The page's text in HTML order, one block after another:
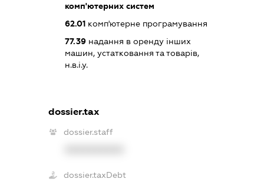
комп'ютерних систем
62.01 комп'ютерне програмування
77.39 надання в оренду інших
машин, устатковання та товарів,
н.в.і.у.
dossier.tax
dossier.staff
dossier.taxDebt